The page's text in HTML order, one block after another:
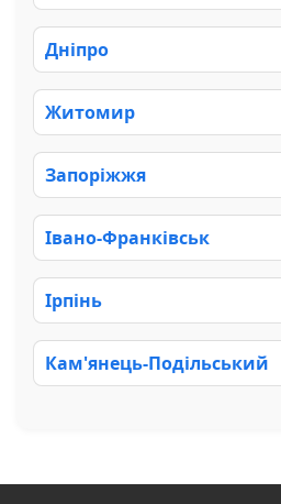
Дніпро
Житомир
Запоріжжя
Івано-Франківськ
Ірпінь
Кам'янець-Подільський